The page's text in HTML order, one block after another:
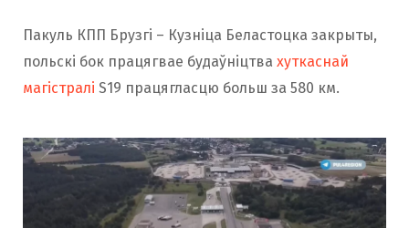
Пакуль КПП Брузгі – Кузніца Беластоцка закрыты,
польскі бок працягвае будаўніцтва хуткаснай
магістралі S19 працягласцю больш за 580 км.